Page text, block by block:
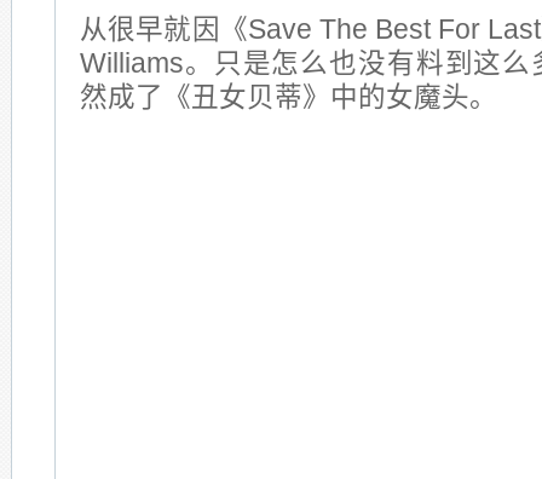
从很早就因《Save The Best For
Williams。只是怎么也没有料到这么
然成了《丑女贝蒂》中的女魔头。